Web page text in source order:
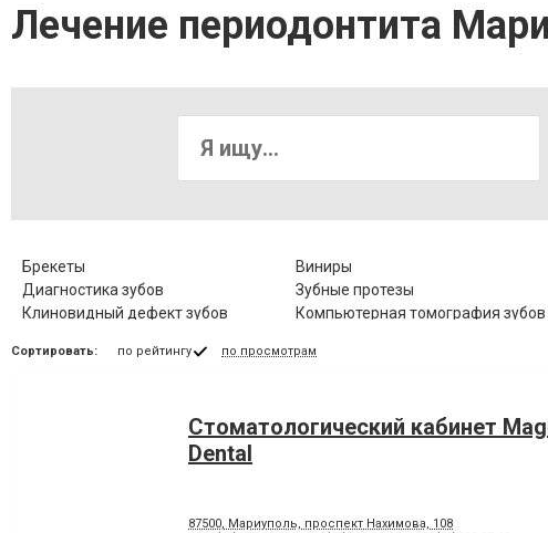
Лечение периодонтита
Брекеты Виниры
Диагностика зубов
Зубные протезы
Клиновидный дефект зубов
Компьютерная томография зубов
Лечение гингивита
Лечение гиперестезии
Лечение корневых каналов Лечение лазером
Лечение периодонтита
Сортировать: по рейтингу по просмотрам
Стоматологический кабинет
Dental
87500, Мариуполь, проспект Нахимова, 108